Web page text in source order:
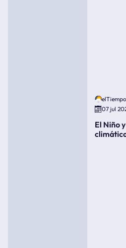
elTiempo
07 jul
El Niño